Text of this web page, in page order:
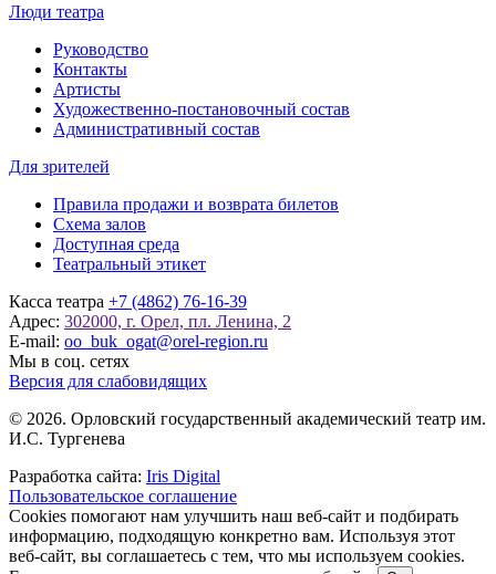
Люди театра
Руководство
Контакты
Артисты
Художественно-постановочный состав
Административный состав
Для зрителей
Правила продажи и возврата билетов
Схема залов
Доступная среда
Театральный этикет
Касса театра +7 (4862) 76-16-39
Адрес: 302000, г. Орел, пл. Ленина, 2
E-mail: oo_buk_ogat@orel-region.ru
Мы в соц. сетях
Версия для слабовидящих
© 2026. Орловский государственный академический театр им.
И.С. Тургенева
Разработка сайта: Iris Digital
Пользовательское соглашение
Cookies помогают нам улучшить наш веб-сайт и подбирать
информацию, подходящую конкретно вам. Используя этот
веб-сайт, вы соглашаетесь с тем, что мы используем cookies.